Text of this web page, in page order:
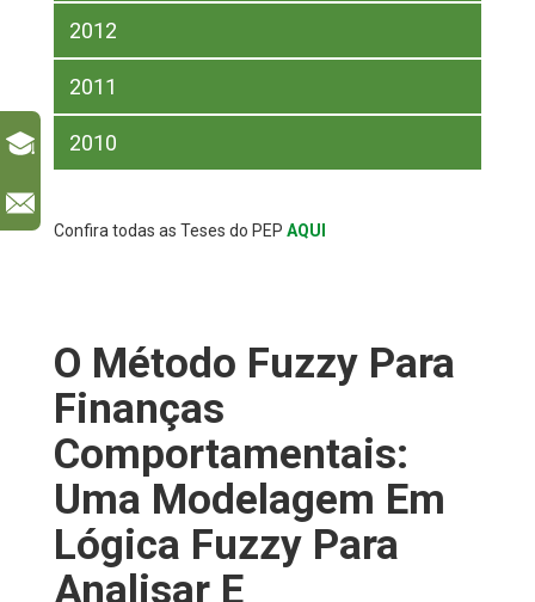
2012
2011
2010
Confira todas as Teses do PEP AQUI
O Método Fuzzy Para
Finanças
Comportamentais:
Uma Modelagem Em
Lógica Fuzzy Para
Analisar E